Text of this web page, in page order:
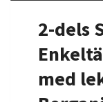
2-dels
med